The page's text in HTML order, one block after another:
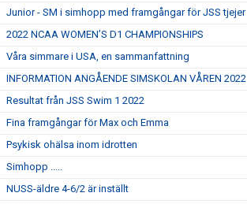
Junior - SM i simhopp med framgångar för JSS tjejer
2022 NCAA WOMEN’S D1 CHAMPIONSHIPS
Våra simmare i USA, en sammanfattning
INFORMATION ANGÅENDE SIMSKOLAN VÅREN 2022
Resultat från JSS Swim 1 2022
Fina framgångar för Max och Emma
Psykisk ohälsa inom idrotten
Simhopp .....
NUSS-äldre 4-6/2 är inställt